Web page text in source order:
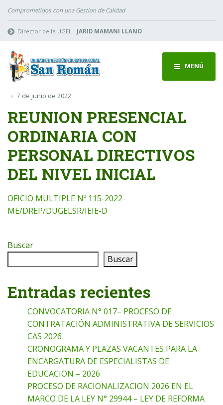
Comprometidos con una Gestion de Calidad
Director de la UGEL : JARID MAMANI LLANO
MENÚ
7 de junio de 2022
REUNION PRESENCIAL
ORDINARIA CON
PERSONAL DIRECTIVOS
DEL NIVEL INICIAL
OFICIO MULTIPLE Nº 115-2022-
ME/DREP/DUGELSR/IEIE-D
Buscar
Buscar
Entradas recientes
CONVOCATORIA N° 017– PROCESO DE
CONTRATACIÓN ADMINISTRATIVA DE SERVICIOS
CAS 2026
CRONOGRAMA Y PLAZAS VACANTES PARA LA
ENCARGATURA DE ESPECIALISTAS DE
EDUCACION – 2026
PROCESO DE RACIONALIZACION 2026 EN EL
MARCO DE LA LEY N° 29944 – LEY DE REFORMA